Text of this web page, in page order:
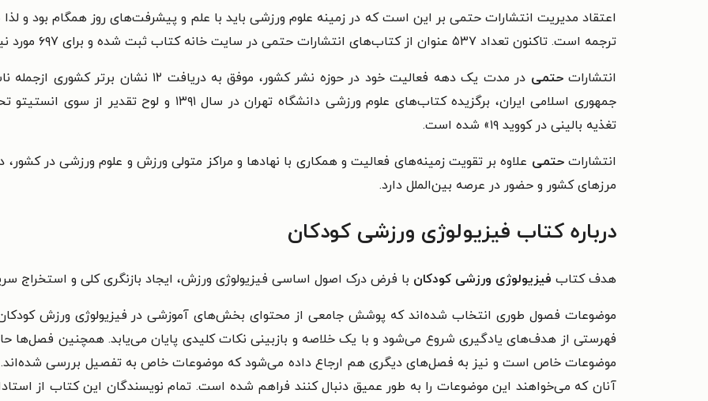
ترجمه است. تاکنون تعداد ۵۳۷ عنوان از کتاب‌های انتشارات حتمی در سایت خانه کتاب ثبت شده و برای ۶۹۷ مورد نیز تاکنون شابک صادر شده است.
انتشاراتحتمی
جمهوری اسلامی ایران، برگزیده کتاب‌های علوم ورزشی
تغذیه بالینی در کووید ۱۹» شده است.
انتشاراتحتمی علاوه بر تقویت زمینه‌های فعالیت و همکاری با نهادها و مراکز متولی ورزش و علوم ورزشی در
مرزهای کشور و حضور در عرصه بین‌الملل دارد.
درباره کتاب فیزیولوژی ورزشی کودکان
هدف کتاب فیزیولوژی ورزشی کودکان با فرض درک اصول اساسی فیزیولوژی ورزش، ايجاد بازنگری كلی و استخراج
موضوعات فصول طوری انتخاب شده‌‏اند که پوشش جامعی از محتوای بخش‌های آموزشی در فیزیولوژی ورزش كودكان
فهرستی از هدف‌های یادگیری شروع می‏‌شود و با یک خلاصه و بازبینی نکات کلیدی پایان می‌یابد. همچنین فصل­‌ها
موضوعات خاص است و نیز به فصل­‌های دیگری هم ارجاع داده می‏‌شود که موضوعات خاص به تفصیل بررسی شده‌اند.
آنان که می‏‌خواهند این موضوعات را به طور عميق دنبال کنند فراهم شده است. تمام نویسندگان این کتاب از